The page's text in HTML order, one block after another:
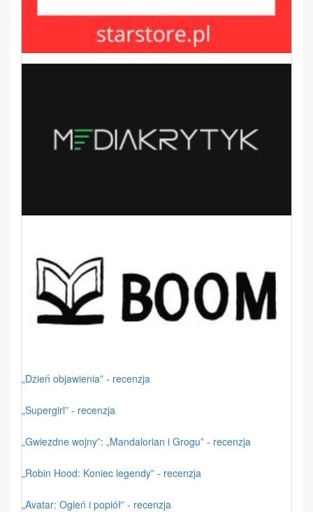
„Dzień objawienia” - recenzja
„Supergirl” - recenzja
„Gwiezdne wojny”: „Mandalorian i Grogu” - recenzja
„Robin Hood: Koniec legendy” - recenzja
„Avatar: Ogień i popiół” - recenzja